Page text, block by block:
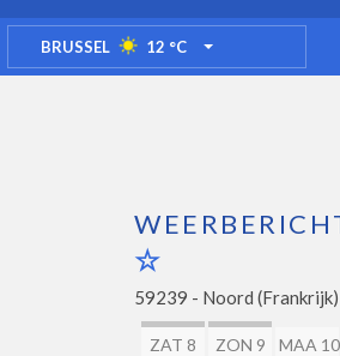
BRUSSEL 12 °C TOGGLE
59239 - Noord (Frankrijk)
ZAT 8 ZON 9 MAA 10